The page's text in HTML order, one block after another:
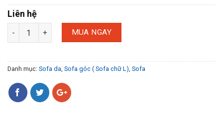
Liên hệ
MUA NGAY
Danh mục: Sofa da, Sofa góc ( Sofa chữ L), Sofa